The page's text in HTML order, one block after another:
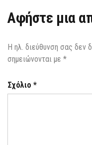
Αφήστε μια
Η ηλ. διεύθυνση σας δεν
σημειώνονται με *
Σχόλιο *